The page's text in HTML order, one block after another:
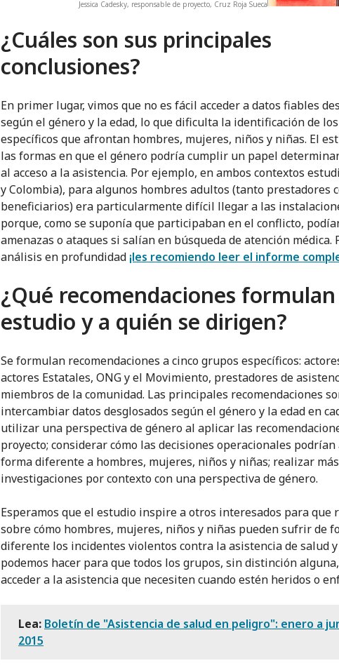
Jessica Cadesky, responsable de proyecto, Cruz Roja Sueca
¿Cuáles son sus principales
conclusiones?
En primer lugar, vimos que no es fácil acceder a datos fiables
según el género y la edad, lo que dificulta la identificación de
específicos que afrontan hombres, mujeres, niños y niñas. El
las formas en que el género podría cumplir un papel
al acceso a la asistencia. Por ejemplo, en ambos contextos
y Colombia), para algunos hombres adultos (tanto prestadores
beneficiarios) era particularmente difícil llegar a las
porque, como se suponía que participaban en el conflicto,
amenazas o ataques si salían en búsqueda de atención médica.
análisis en profundidad ¡les recomiendo leer el informe
¿Qué recomendaciones
estudio y a quién se dirigen?
Se formulan recomendaciones a cinco grupos específicos:
actores Estatales, ONG y el Movimiento, prestadores de
miembros de la comunidad. Las principales recomendaciones
intercambiar datos desglosados según el género y la edad en
utilizar una perspectiva de género al aplicar las
proyecto; considerar cómo las decisiones operacionales
forma diferente a hombres, mujeres, niños y niñas; realizar más
investigaciones por contexto con una perspectiva de género.
Esperamos que el estudio inspire a otros interesados para que
sobre cómo hombres, mujeres, niños y niñas pueden sufrir de
diferente los incidentes violentos contra la asistencia de salud
podemos hacer para que todos los grupos, sin distinción
acceder a la asistencia que necesiten cuando estén heridos o
Lea: Boletín de "Asistencia de salud en peligro": enero a
2015